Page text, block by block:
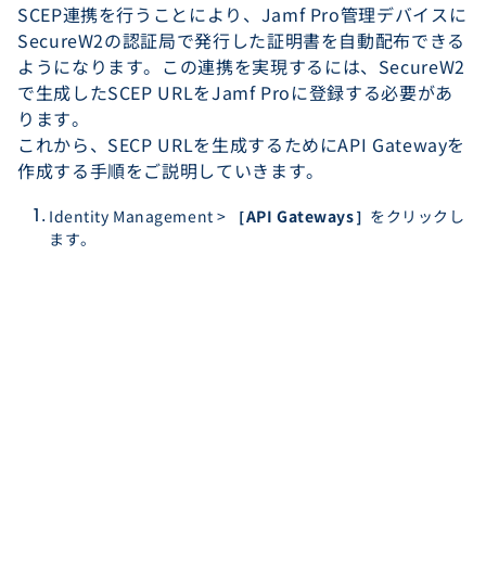
SCEP連携を行うことにより、Jamf Pro管理デバイスに
SecureW2の認証局で発行した証明書を自動配布できる
ようになります。この連携を実現するには、SecureW2
で生成したSCEP URLをJamf Proに登録する必要があ
ります。
これから、SECP URLを生成するためにAPI Gatewayを
作成する手順をご説明していきます。
Identity Management > ［API Gateways］ をクリックし
ます。